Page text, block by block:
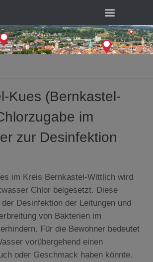
Kues (Bernkastel-
im
zur Desinfektion
im Kreis Bernkastel-Wittlich wird
Chlor beigesetzt. Diese
Desinfektion der Leitungen und
von Bakterien im
Für die Bewohner bedeutet
vorübergehend einen
oder Geschmack haben könnte.